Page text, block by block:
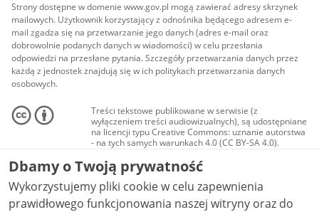
Strony dostępne w domenie www.gov.pl mogą zawierać adresy skrzynek
mailowych. Użytkownik korzystający z odnośnika będącego adresem e-
mail zgadza się na przetwarzanie jego danych (adres e-mail oraz
dobrowolnie podanych danych w wiadomości) w celu przesłania
odpowiedzi na przesłane pytania. Szczegóły przetwarzania danych przez
każdą z jednostek znajdują się w ich politykach przetwarzania danych
osobowych.
Treści tekstowe publikowane w serwisie (z
wyłączeniem treści audiowizualnych), są udostępniane
na licencji typu Creative Commons: uznanie autorstwa
- na tych samych warunkach 4.0 (CC BY-SA 4.0).
Materiały audiowizualne, w tym zdjęcia, materiały
audio i wideo, są udostępniane na licencji typu
Creative Commons: uznanie autorstwa użycie
niekomercyjne - bez utworów zależnych 4.0 (CC BY-
NC-ND 4.0), o ile nie jest to stwierdzone inaczej.
Dbamy o Twoją prywatność
Wykorzystujemy pliki cookie w celu zapewnienia
prawidłowego funkcjonowania naszej witryny oraz do